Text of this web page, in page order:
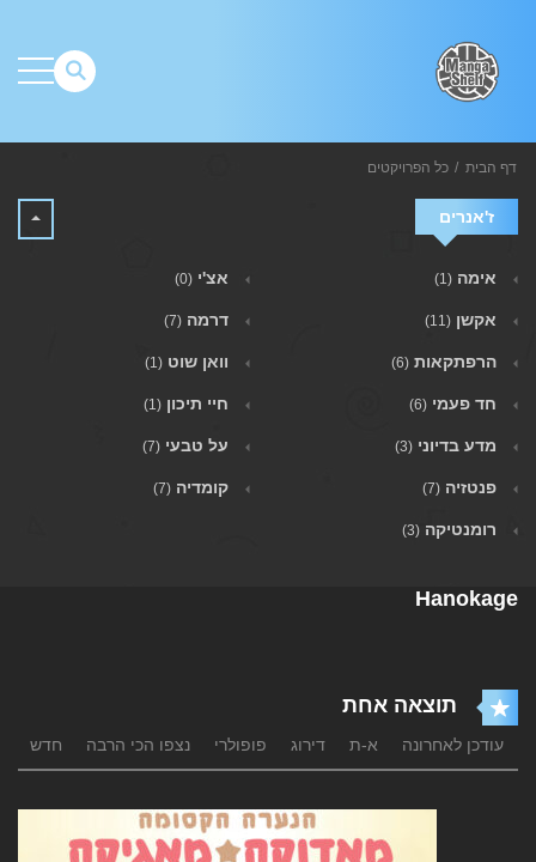
דף הבית כל הפרויקטים
ז'אנרים
אימה (1) אצ'י (0)
אקשן (11) דרמה (7)
הרפתקאות (6) וואן שוט (1)
חד פעמי (6) חיי תיכון (1)
מדע בדיוני (3) על טבעי (7)
פנטזיה (7) קומדיה (7)
רומנטיקה (3)
Hanokage
תוצאה אחת
עודכן לאחרונה א-ת דירוג פופולרי נצפו הכי הרבה חדש